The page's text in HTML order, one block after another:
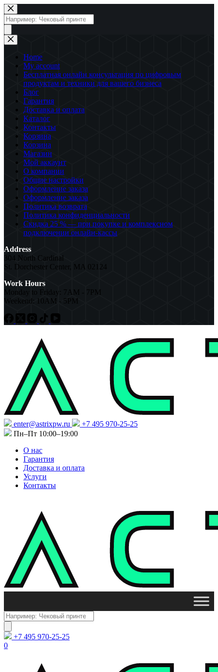
Перейти
к
сути
Поиск
товаров
Home
My account
Бесплатная онлайн консультация по цифровым
продуктам и техники для вашего бизнеса
Блог
Гарантия
Доставка и оплата
Каталог
Контакты
Корзина
Корзина
Магазин
Мой аккаунт
О компании
Общие настройки
Оформление заказа
Оформление заказа
Политика возврата
Политика конфиденциальности
Скидка 25 % — при покупке и комплексном
подключении онлайн-кассы
Address
304 North Cardinal
St. Dorchester Center, MA 02124
Work Hours
Monday to Friday: 7AM - 7PM
Weekend: 10AM - 5PM
enter@astrixpw.ru
+7 495 970-25-25
Пн–Пт 10:00–19:00
О нас
Гарантия
Доставка и оплата
Услуги
Контакты
Поиск
товаров
+7 495 970-25-25
0